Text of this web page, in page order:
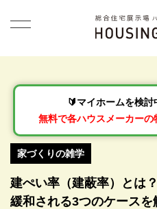
🔰マイホームを検討
無料で各ハウスメーカー
家づくりの雑学
建ぺい率（建蔽率）とは
緩和される3つのケースを